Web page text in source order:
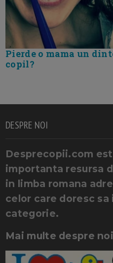
Pierde o mama un
copil?
DESPRE NOI
Desprecopii.com
importanta resursa
in limba romana
celor care doresc
categorie.
Mai multe despre